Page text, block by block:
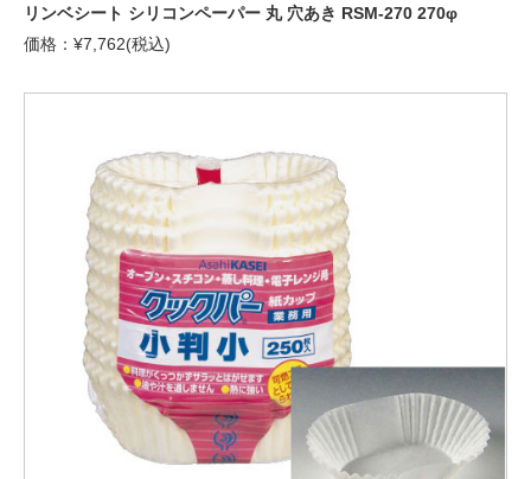
リンベシート シリコンペーパー 丸 穴あき RSM-270 270φ
価格：¥7,762(税込)